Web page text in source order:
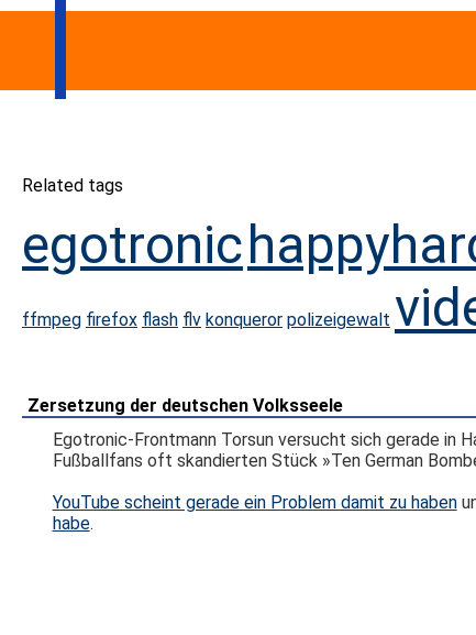
Related tags
egotronic
ffmpeg firefox flash flv konqueror polizeigewalt
Zersetzung der deutschen Volksseele
Egotronic-Frontmann Torsun versucht sich gerade in
Fußballfans oft skandierten Stück »Ten German
YouTube scheint gerade ein Problem damit zu haben
habe.